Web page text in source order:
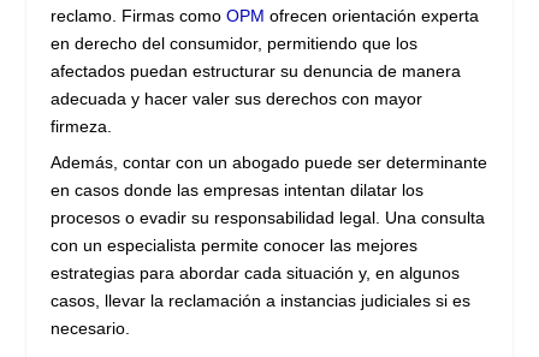
reclamo. Firmas comoOPM ofrecen orientación experta
en derecho del consumidor, permitiendo que los
afectados puedan estructurar su denuncia de manera
adecuada y hacer valer sus derechos con mayor
firmeza.
Además, contar con un abogado puede ser determinante
en casos donde las empresas intentan dilatar los
procesos o evadir su responsabilidad legal. Una consulta
con un especialista permite conocer las mejores
estrategias para abordar cada situación y, en algunos
casos, llevar la reclamación a instancias judiciales si es
necesario.